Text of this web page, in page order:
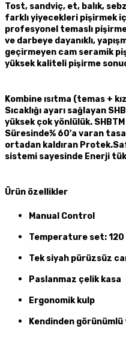
Tost, sandviç, et, balık,
farklı yiyecekleri pişirmek
profesyonel temaslı
ve darbeye dayanıklı,
geçirmeyen cam seramik
yüksek kaliteli pişirme
Kombine ısıtma (temas +
Sıcaklığı ayarı sağlayan
yüksek çok yönlülük.
Süresinde% 60'a varan
ortadan kaldıran
sistemi sayesinde Enerji
Ürün özellikler
Manual Control
Temperature set: 120
Tek siyah pürüzsüz
Paslanmaz çelik kasa
Ergonomik kulp
Kendinden